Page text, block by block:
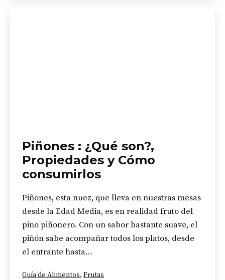
Piñones : ¿Qué son?,
Propiedades y Cómo
consumirlos
Piñones, esta nuez, que lleva en nuestras mesas
desde la Edad Media, es en realidad fruto del
pino piñonero. Con un sabor bastante suave, el
piñón sabe acompañar todos los platos, desde
el entrante hasta…
Categorizado
Guía de Alimentos, Frutas